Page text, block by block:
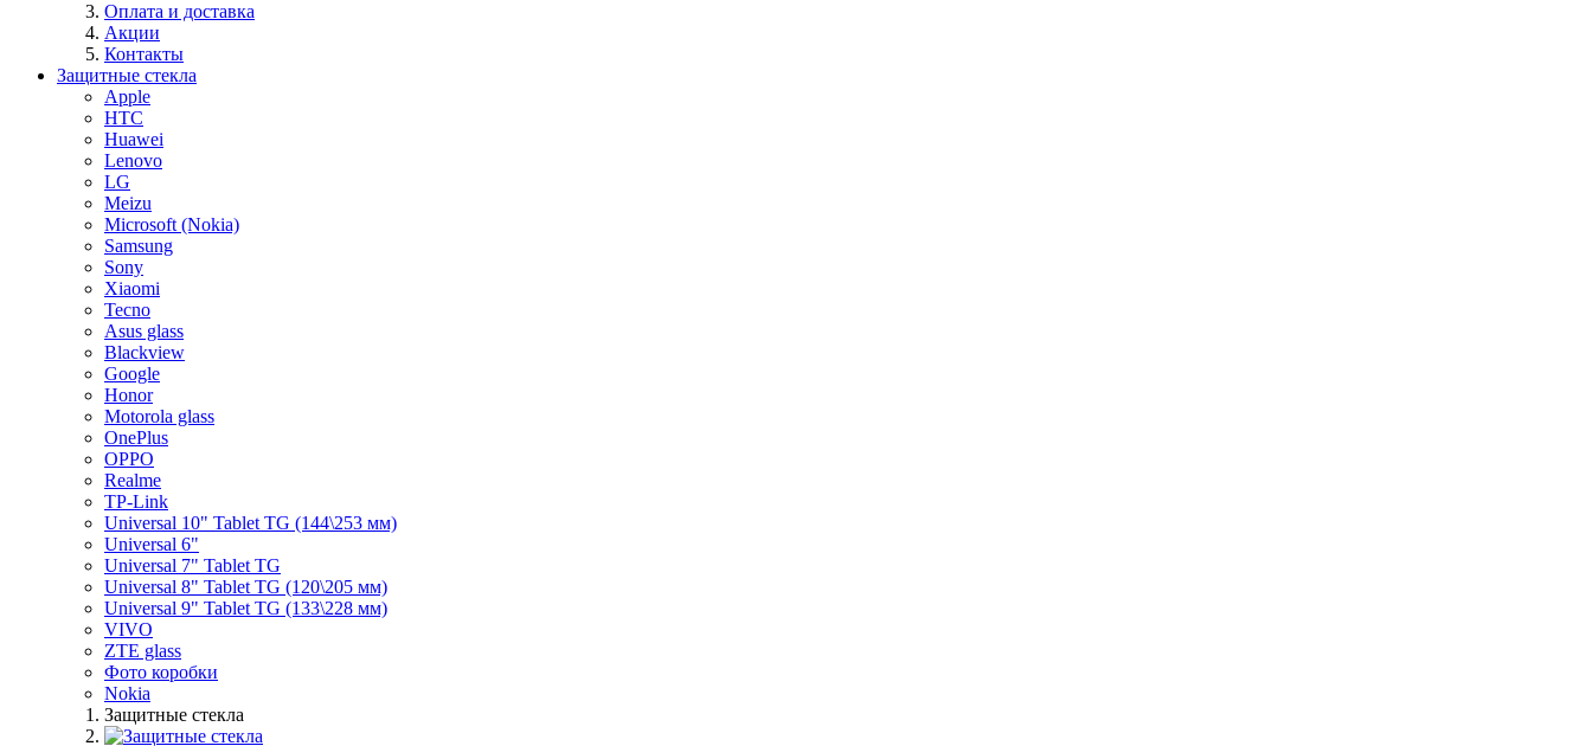
Оплата и доставка
Акции
Контакты
Защитные стекла
Apple
HTC
Huawei
Lenovo
LG
Meizu
Microsoft (Nokia)
Samsung
Sony
Xiaomi
Tecno
Asus glass
Blackview
Google
Honor
Motorola glass
OnePlus
OPPO
Realme
TP-Link
Universal 10" Tablet TG (144\253 мм)
Universal 6"
Universal 7" Tablet TG
Universal 8" Tablet TG (120\205 мм)
Universal 9" Tablet TG (133\228 мм)
VIVO
ZTE glass
Фото коробки
Nokia
Защитные стекла